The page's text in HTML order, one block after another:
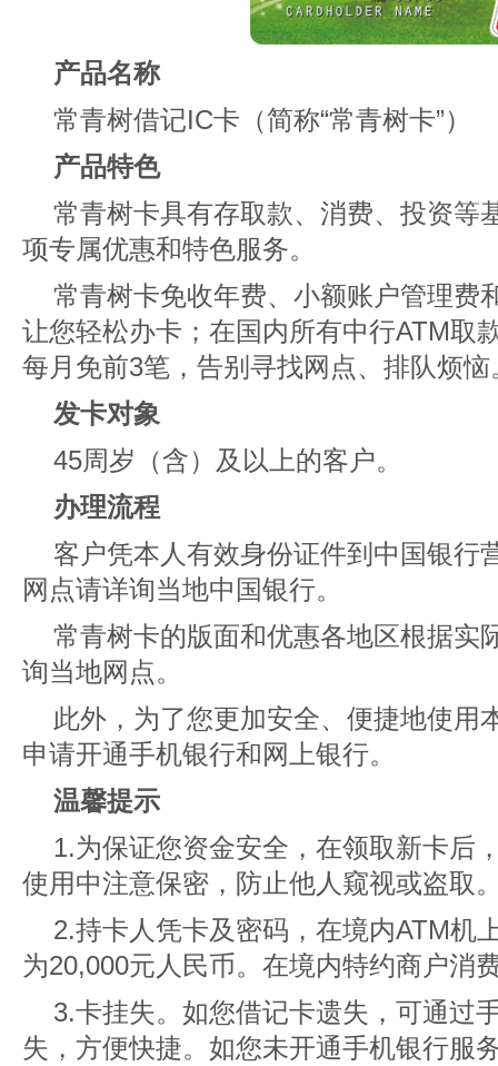
产品名称
常青树借记IC卡（简称“常青树卡”）
产品特色
常青树卡具有存取款、消费、投资等
项专属优惠和特色服务。
常青树卡免收年费、小额账户管理费
让您轻松办卡；在国内所有中行ATM取
每月免前3笔，告别寻找网点、排队烦恼
发卡对象
45周岁（含）及以上的客户。
办理流程
客户凭本人有效身份证件到中国银行
网点请详询当地中国银行。
常青树卡的版面和优惠各地区根据实
询当地网点。
此外，为了您更加安全、便捷地使用
申请开通手机银行和网上银行。
温馨提示
1.为保证您资金安全，在领取新卡后
使用中注意保密，防止他人窥视或盗取
2.持卡人凭卡及密码，在境内ATM机
为20,000元人民币。在境内特约商户消
3.卡挂失。如您借记卡遗失，可通过
失，方便快捷。如您未开通手机银行服